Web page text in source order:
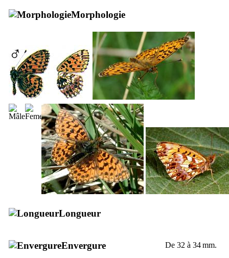
Morphologie
Longueur
Envergure De 32 à 34 mm.